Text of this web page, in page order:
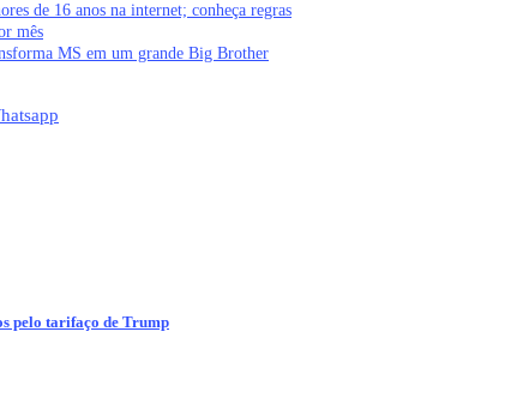
de 16 anos na internet; conheça regras
mês
MS em um grande Big Brother
pelo tarifaço de Trump